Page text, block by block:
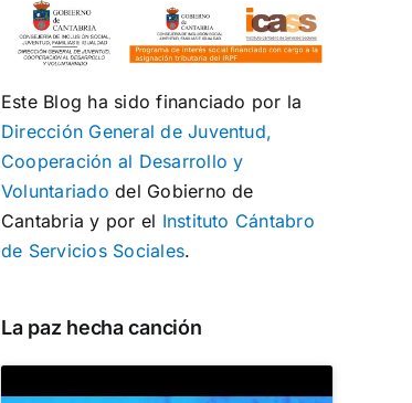
Este Blog ha sido financiado por la
Dirección General de Juventud,
Cooperación al Desarrollo y
Voluntariado del Gobierno de
Cantabria y por el Instituto Cántabro
de Servicios Sociales.
La paz hecha canción